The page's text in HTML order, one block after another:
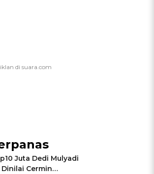
Juta Dedi Mulyadi
Cermin